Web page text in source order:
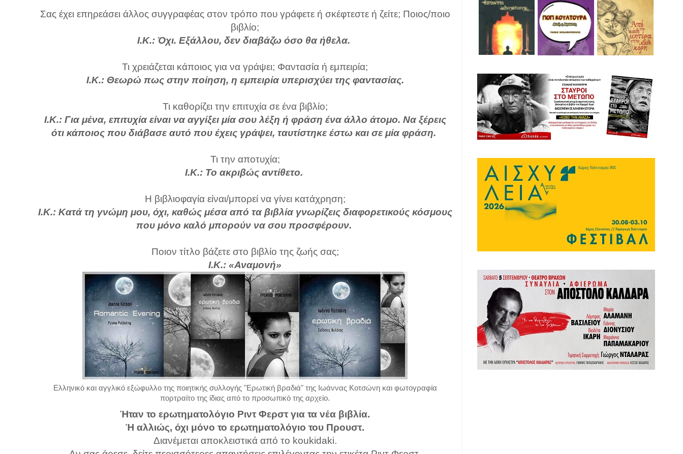
Σας έχει επηρεάσει άλλος συγγραφέας στον τρόπο που γράφετε ή σκέφτεστε ή ζείτε; Ποιος/ποιο
βιβλίο;
Ι.Κ.: Όχι. Εξάλλου, δεν διαβάζω όσο θα ήθελα.
Τι χρειάζεται κάποιος για να γράψει; Φαντασία ή εμπειρία;
Ι.Κ.: Θεωρώ πως στην ποίηση, η εμπειρία υπερισχύει της φαντασίας.
Τι καθορίζει την επιτυχία σε ένα βιβλίο;
Ι.Κ.: Για μένα, επιτυχία είναι να αγγίξει μία σου λέξη ή φράση ένα άλλο άτομο. Να ξέρεις
ότι κάποιος που διάβασε αυτό που έχεις γράψει, ταυτίστηκε έστω και σε μία φράση.
Τι την αποτυχία;
Ι.Κ.: Το ακριβώς αντίθετο.
Η βιβλιοφαγία είναι/μπορεί να γίνει κατάχρηση;
Ι.Κ.: Κατά τη γνώμη μου, όχι, καθώς μέσα από τα βιβλία γνωρίζεις διαφορετικούς κόσμους
που μόνο καλό μπορούν να σου προσφέρουν.
Ποιον τίτλο βάζετε στο βιβλίο της ζωής σας;
Ι.Κ.: «Αναμονή»
Ελληνικό και αγγλικό εξώφυλλο της ποιητικής συλλογής "Ερωτική βραδιά" της Ιωάννας Κοτσώνη και φωτογραφία
πορτραίτο της ίδιας από το προσωπικό της αρχείο.
Ήταν το ερωτηματολόγιο Ριντ Φερστ για τα νέα βιβλία.
Ή αλλιώς, όχι μόνο το ερωτηματολόγιο του Προυστ.
Διανέμεται αποκλειστικά από το koukidaki.